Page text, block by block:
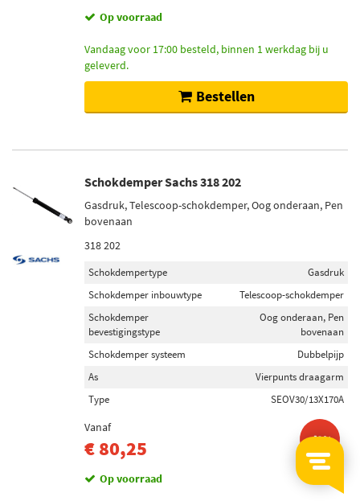
Op voorraad
Vandaag voor 17:00 besteld, binnen 1 werkdag bij u
geleverd.
Bestellen
Schokdemper Sachs 318 202
Gasdruk, Telescoop-schokdemper, Oog onderaan, Pen
bovenaan
318 202
Schokdempertype
Gasdruk
Schokdemper inbouwtype
Telescoop-schokdemper
Schokdemper
bevestigingstype
Oog onderaan, Pen
bovenaan
Schokdemper systeem
Dubbelpijp
As
Vierpunts draagarm
Type
SEOV30/13X170A
Vanaf
€ 80,25 -43%
Op voorraad